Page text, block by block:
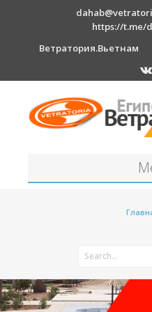
https://t.me/
Ветратория.Вьетнам
Как к